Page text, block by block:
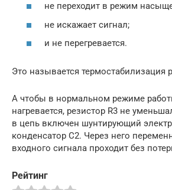
не переходит в режим
не искажает сигнал;
и не перегревается.
Это называется термостабилизация
А чтобы в нормальном режиме
нагревается, резистор R3 не
в цепь включен шунтирующий
конденсатор C2. Через него
входного сигнала проходит без
Рейтинг